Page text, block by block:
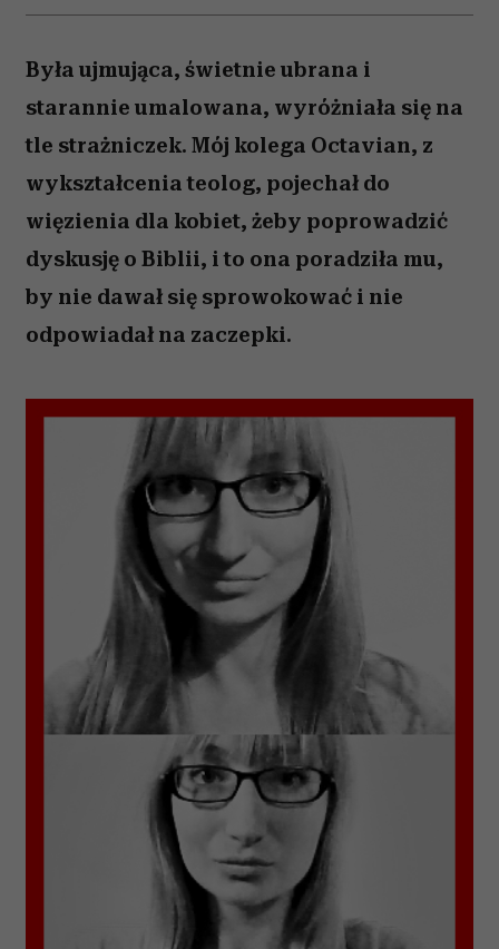
Była ujmująca, świetnie ubrana i
starannie umalowana, wyróżniała się na
tle strażniczek. Mój kolega Octavian, z
wykształcenia teolog, pojechał do
więzienia dla kobiet, żeby poprowadzić
dyskusję o Biblii, i to ona poradziła mu,
by nie dawał się sprowokować i nie
odpowiadał na zaczepki.